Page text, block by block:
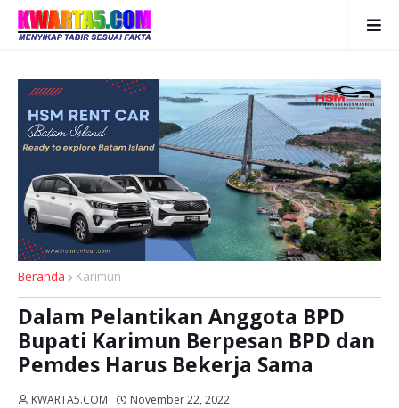
Beranda Karimun
Dalam Pelantikan Anggota BPD
Bupati Karimun Berpesan BPD dan
Pemdes Harus Bekerja Sama
KWARTA5.COM November 22, 2022